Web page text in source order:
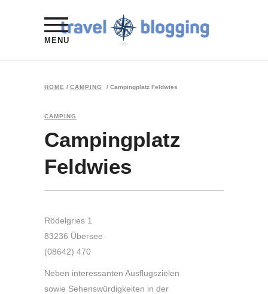
MENU
HOME / CAMPING / Campingplatz Feldwies
CAMPING
Campingplatz
Feldwies
Rödelgries 1
83236 Übersee
(08642) 470
Neben interessanten Ausflugszielen
sowie Sehenswürdigkeiten in der